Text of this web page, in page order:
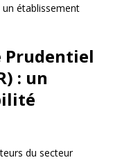
un établissement
Prudentiel
: un
du secteur